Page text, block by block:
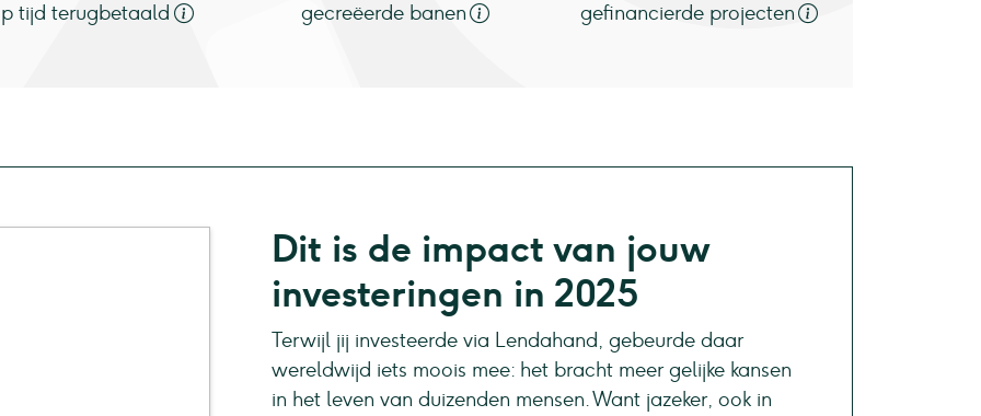
tijd terugbetaald gecreëerde banen gefinancierde projecten
Dit is de impact van jouw
investeringen in 2025
Terwijl jij investeerde via Lendahand, gebeurde daar
wereldwijd iets moois mee: het bracht meer gelijke kansen
in het leven van duizenden mensen. Want jazeker, ook in